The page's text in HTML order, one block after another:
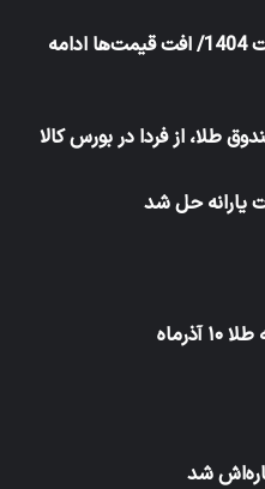
قیمت خودرو امروز 11 اردیبهشت 1404/ افت قیمت‌ها ادامه
طلا، از فردا در بورس کالا
یارانه حل شد
شد